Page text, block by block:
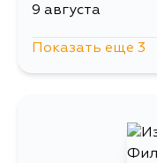
9 августа
Показать еще 3